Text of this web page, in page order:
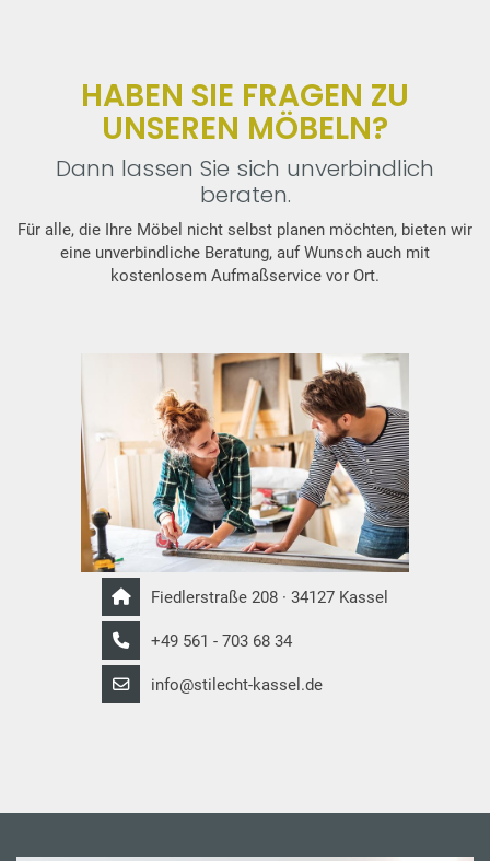
HABEN SIE FRAGEN ZU
UNSEREN MÖBELN?
Dann lassen Sie sich unverbindlich
beraten.
Für alle, die Ihre Möbel nicht selbst planen möchten, bieten wir
eine unverbindliche Beratung, auf Wunsch auch mit
kostenlosem Aufmaßservice vor Ort.
Fiedlerstraße 208 · 34127 Kassel
+49 561 - 703 68 34
info@stilecht-kassel.de